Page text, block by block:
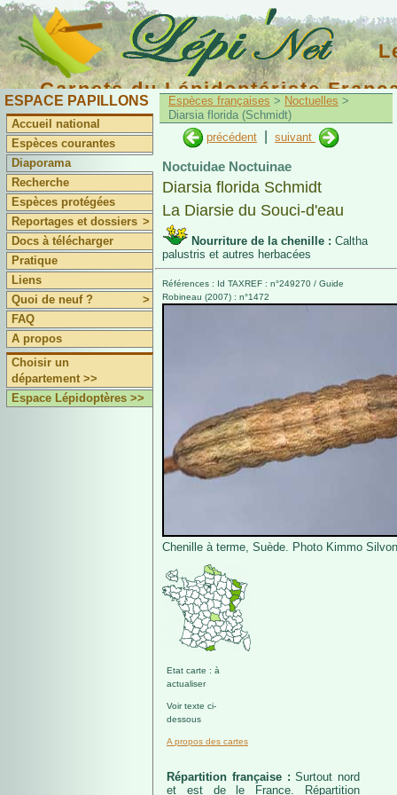
Carnets du Lépidoptériste
ESPACE PAPILLONS
Accueil national
Espèces courantes
Diaporama
Recherche
Espèces protégées
Reportages et dossiers >
Docs à télécharger
Pratique
Liens
Quoi de neuf ?
>
FAQ
A propos
Choisir un
département >>
Espace Lépidoptères >>
Espèces françaises > Noctuelles >
Diarsia florida (Schmidt)
précédent
suivant
Noctuidae Noctuinae
Diarsia florida Schmidt
La Diarsie du Souci-d'eau
Nourriture de la chenille : Caltha
palustris et autres herbacées
Références : Id TAXREF : n°249270 / Guide
Robineau (2007) : n°1472
Chenille à terme, Suède. Photo Kimmo
Etat carte : à
actualiser
Voir texte ci-
dessous
A propos des cartes
Répartition française :Surtout nord
et est de le France. Répartition